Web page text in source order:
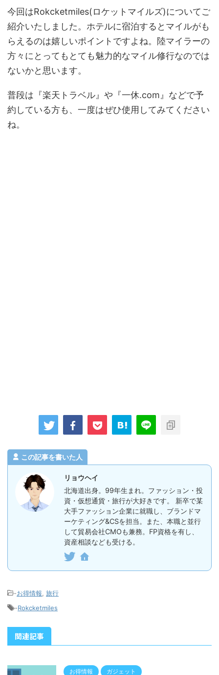
今回はRokcketmiles(ロケットマイルズ)についてご
紹介いたしました。ホテルに宿泊するとマイルがも
らえるのは嬉しいポイントですよね。陸マイラーの
方々にとってもとても魅力的なマイル修行なのでは
ないかと思います。
普段は『楽天トラベル』や『一休.com』などで予
約している方も、一度はぜひ使用してみてください
ね。
この記事を書いた人
リョウヘイ
北海道出身。99年生まれ。ファッション・投
資・仮想通貨・旅行が大好きです。 新卒で某
大手ファッション企業に就職し、ブランドマ
ーケティング&CSを担当。また、本職と並行
して貿易会社CMOも兼務。FP資格を有し、
資産相談なども受ける。
-お得情報 旅行
-Rokcketmiles
関連記事
お得情報 ガジェット